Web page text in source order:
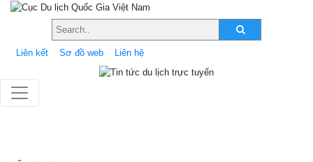
Liên kết Sơ đồ web Liên hệ